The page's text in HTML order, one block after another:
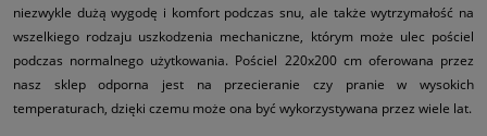
niezwykle dużą wygodę i komfort podczas snu, ale także wytrzymałość na
wszelkiego rodzaju uszkodzenia mechaniczne, którym może ulec pościel
podczas normalnego użytkowania. Pościel 220x200 cm oferowana przez
nasz sklep odporna jest na przecieranie czy pranie w wysokich
temperaturach, dzięki czemu może ona być wykorzystywana przez wiele lat.